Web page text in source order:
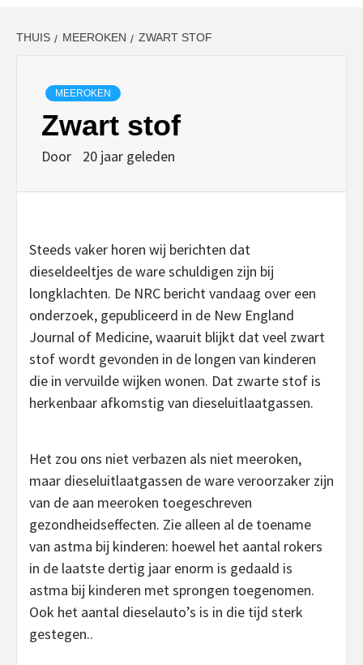
THUIS MEEROKEN ZWART STOF
MEEROKEN
Zwart stof
Door 20 jaar geleden
Steeds vaker horen wij berichten dat
dieseldeeltjes de ware schuldigen zijn bij
longklachten. De NRC bericht vandaag over een
onderzoek, gepubliceerd in de New England
Journal of Medicine, waaruit blijkt dat veel zwart
stof wordt gevonden in de longen van kinderen
die in vervuilde wijken wonen. Dat zwarte stof is
herkenbaar afkomstig van dieseluitlaatgassen.
Het zou ons niet verbazen als niet meeroken,
maar dieseluitlaatgassen de ware veroorzaker zijn
van de aan meeroken toegeschreven
gezondheidseffecten. Zie alleen al de toename
van astma bij kinderen: hoewel het aantal rokers
in de laatste dertig jaar enorm is gedaald is
astma bij kinderen met sprongen toegenomen.
Ook het aantal dieselauto’s is in die tijd sterk
gestegen..